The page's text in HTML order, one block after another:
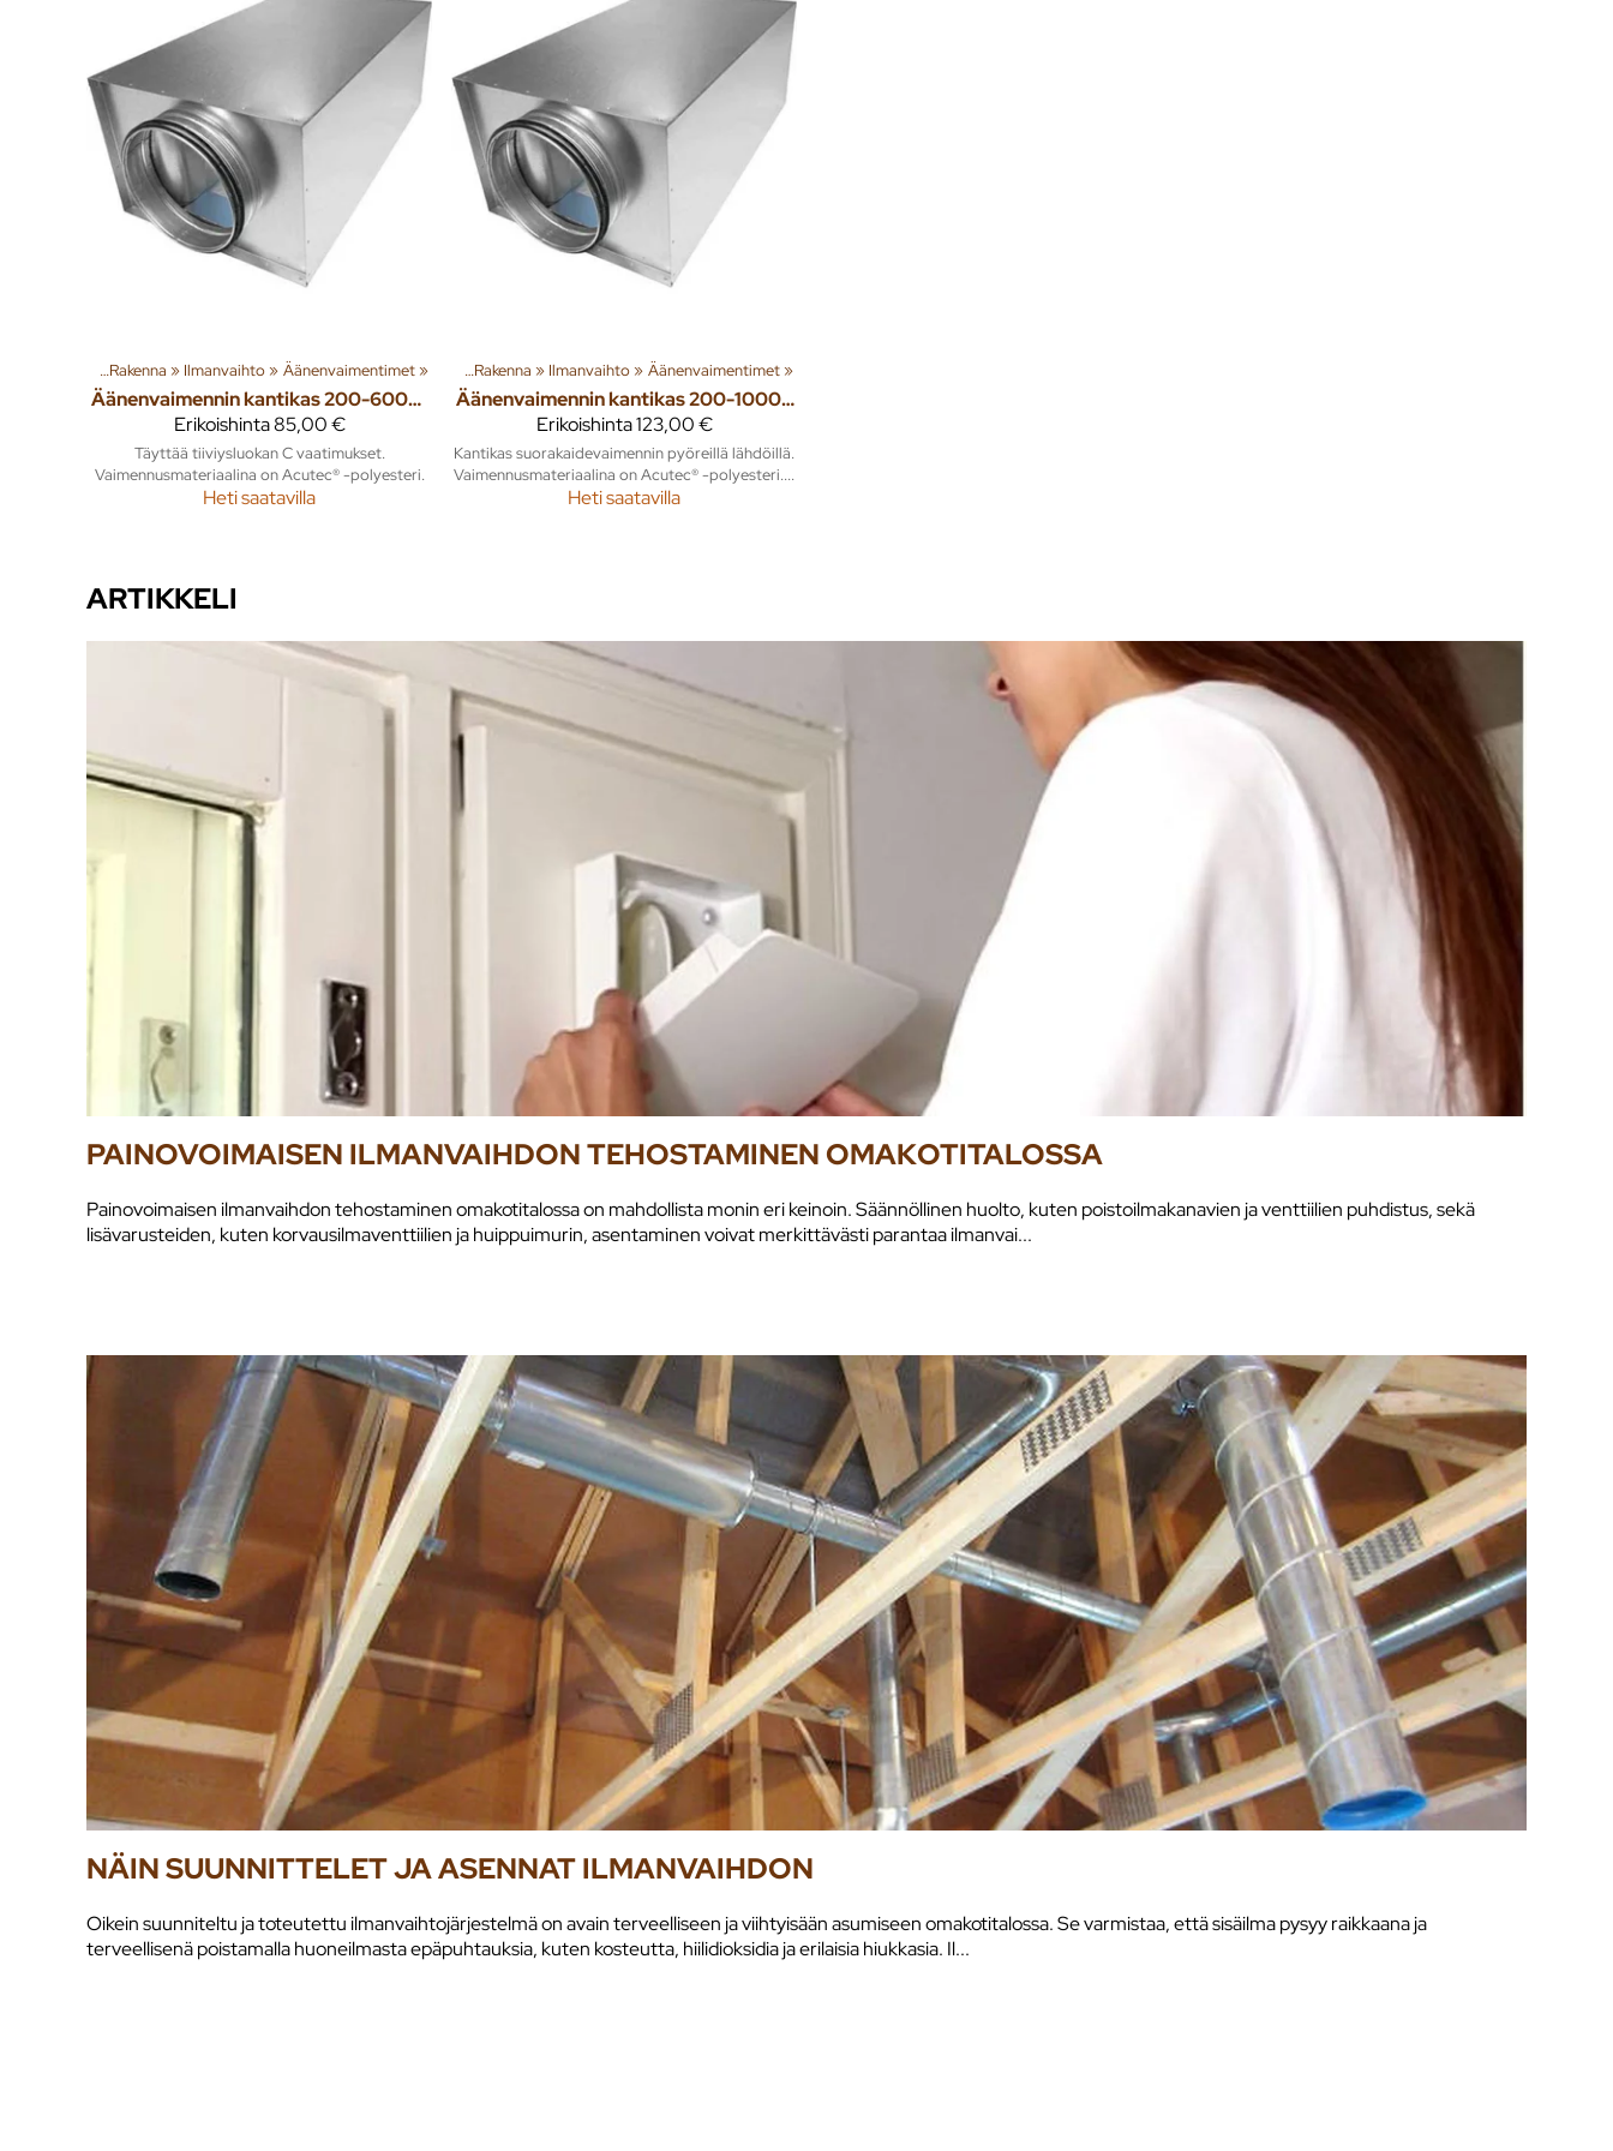
‪»Rakenna ‪» Ilmanvaihto‪» Äänenvaimentimet‪»
Äänenvaimennin kantikas 200-600mm polyester
Erikoishinta85,00 €
Täyttää tiiviysluokan C vaatimukset.
Vaimennusmateriaalina on Acutec® -polyesteri.
Heti saatavilla
Tuoteryhmiä ja tuotteita ‪»Rakenna ‪» Ilmanvaihto‪» Äänenvaimentimet‪»
Äänenvaimennin kantikas 200-1000mm polyester
Erikoishinta123,00 €
Kantikas suorakaidevaimennin pyöreillä lähdöillä.
Vaimennusmateriaalina on Acutec® -polyesteri....
Heti saatavilla
ARTIKKELI
PAINOVOIMAISEN ILMANVAIHDON TEHOSTAMINEN OMAKOTITALOSSA
Painovoimaisen ilmanvaihdon tehostaminen omakotitalossa on mahdollista monin eri keinoin. Säännöllinen huolto, kuten poistoilmakanavien ja venttiilien puhdistus, sekä
lisävarusteiden, kuten korvausilmaventtiilien ja huippuimurin, asentaminen voivat merkittävästi parantaa ilmanvai...
NÄIN SUUNNITTELET JA ASENNAT ILMANVAIHDON
Oikein suunniteltu ja toteutettu ilmanvaihtojärjestelmä on avain terveelliseen ja viihtyisään asumiseen omakotitalossa. Se varmistaa, että sisäilma pysyy raikkaana ja
terveellisenä poistamalla huoneilmasta epäpuhtauksia, kuten kosteutta, hiilidioksidia ja erilaisia hiukkasia. Il...